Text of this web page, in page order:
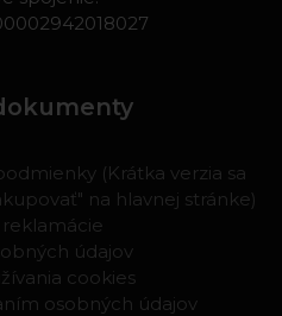
(Krátka verzia sa
na hlavnej stránke)
reklamácie
údajov
cookies
osobných údajov